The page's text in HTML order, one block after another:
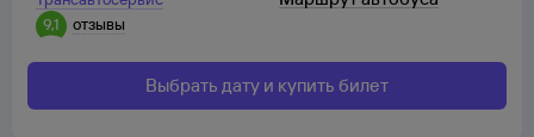
9,1
отзывы
Выбрать дату и купить билет